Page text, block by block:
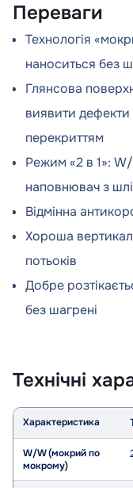
Переваги
Технологія
наноситься без
Глянсова
виявити
перекриттям
Режим «2 в 1»:
наповнювач з
Відмінна
Хороша
потьоків
Добре
без шагрені
Технічні
Характеристика